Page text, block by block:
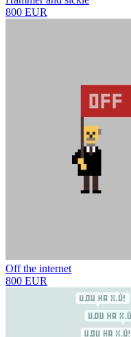
800 EUR
Off the internet
800 EUR